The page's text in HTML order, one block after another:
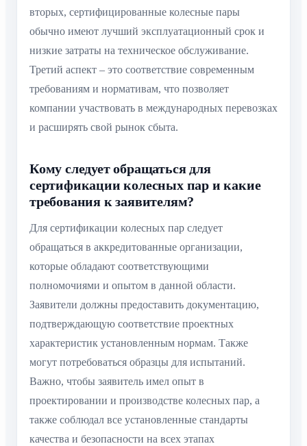
вторых, сертифицированные колесные пары
обычно имеют лучший эксплуатационный срок и
низкие затраты на техническое обслуживание.
Третий аспект – это соответствие современным
требованиям и нормативам, что позволяет
компании участвовать в международных перевозках
и расширять свой рынок сбыта.
Кому следует обращаться для
сертификации колесных пар и какие
требования к заявителям?
Для сертификации колесных пар следует
обращаться в аккредитованные организации,
которые обладают соответствующими
полномочиями и опытом в данной области.
Заявители должны предоставить документацию,
подтверждающую соответствие проектных
характеристик установленным нормам. Также
могут потребоваться образцы для испытаний.
Важно, чтобы заявитель имел опыт в
проектировании и производстве колесных пар, а
также соблюдал все установленные стандарты
качества и безопасности на всех этапах